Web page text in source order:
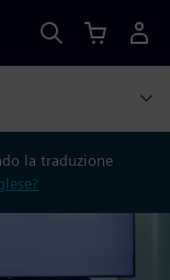
la traduzione